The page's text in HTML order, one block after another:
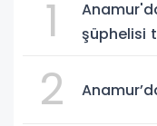
1
şüphelisi
2